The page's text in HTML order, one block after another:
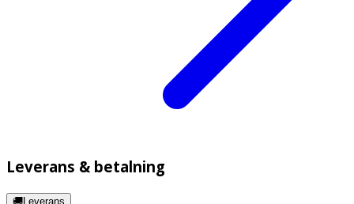
Leverans & betalning
🚚Leverans